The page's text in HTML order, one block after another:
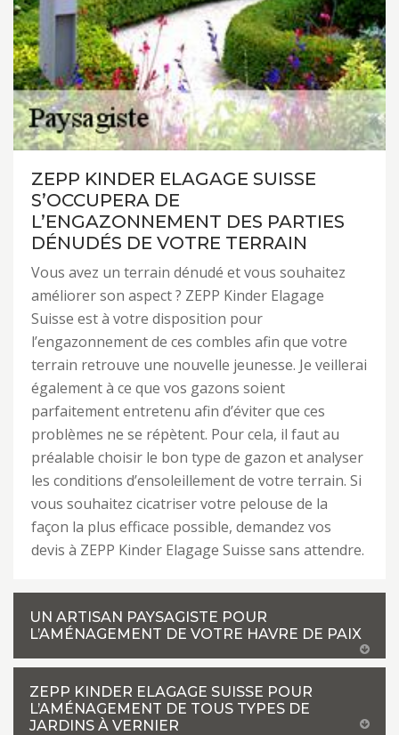
ZEPP KINDER ELAGAGE SUISSE
S’OCCUPERA DE
L’ENGAZONNEMENT DES PARTIES
DÉNUDÉS DE VOTRE TERRAIN
Vous avez un terrain dénudé et vous souhaitez
améliorer son aspect ? ZEPP Kinder Elagage
Suisse est à votre disposition pour
l’engazonnement de ces combles afin que votre
terrain retrouve une nouvelle jeunesse. Je veillerai
également à ce que vos gazons soient
parfaitement entretenu afin d’éviter que ces
problèmes ne se répètent. Pour cela, il faut au
préalable choisir le bon type de gazon et analyser
les conditions d’ensoleillement de votre terrain. Si
vous souhaitez cicatriser votre pelouse de la
façon la plus efficace possible, demandez vos
devis à ZEPP Kinder Elagage Suisse sans attendre.
UN ARTISAN PAYSAGISTE POUR
L’AMÉNAGEMENT DE VOTRE HAVRE DE PAIX
ZEPP KINDER ELAGAGE SUISSE POUR
L’AMÉNAGEMENT DE TOUS TYPES DE
JARDINS À VERNIER